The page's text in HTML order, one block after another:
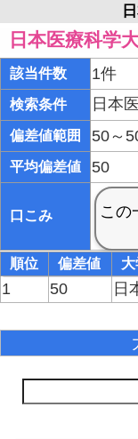
日本医療科学
該当件数 1件
検索条件 日本
偏差値範囲 50～
平均偏差値 50
口こみ
順位 偏差値
1 50 日